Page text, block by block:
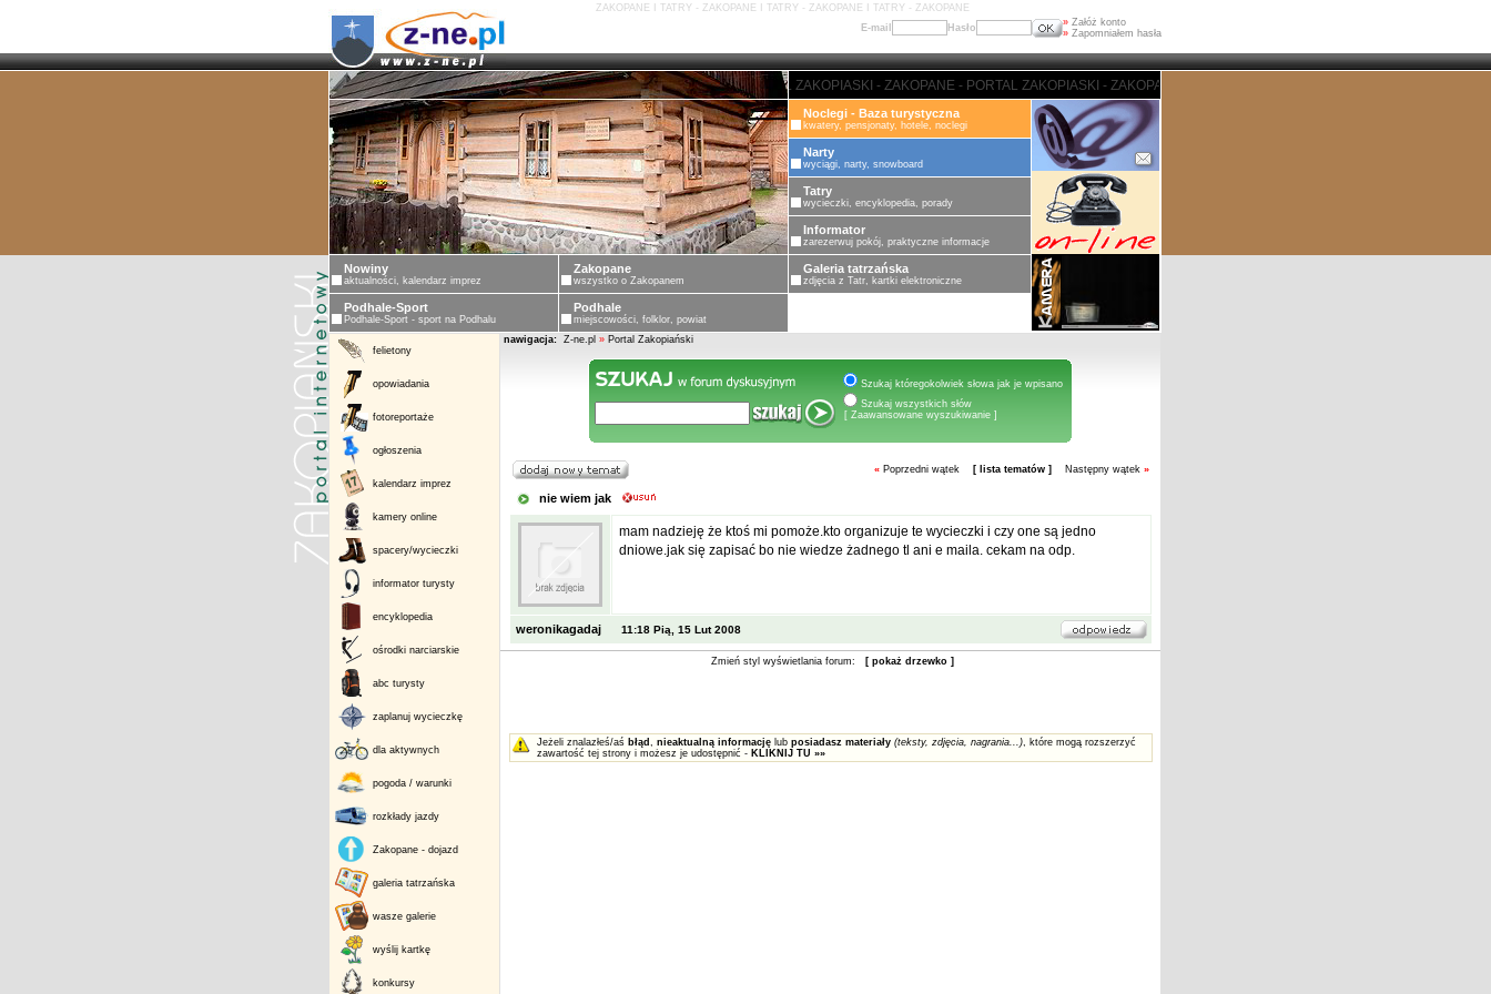
ZAKOPANE I TATRY - ZAKOPANE I TATRY - ZAKOPANE I TATRY - ZAKOPANE
E-mail
Hasło » Załóż konto
» Zapomniałem hasła
ZAKOPANE - PORTAL ZAKOPIASKI - ZAKOPANE - PORTAL ZAKOPIASKI - ZAKOPANE - PORTAL ZAKOPIASKI - ZAKOPANE
Noclegi - Baza turystyczna
kwatery, pensjonaty, hotele, noclegi
Narty
wyciągi, narty, snowboard
Tatry
wycieczki, encyklopedia, porady
Informator
zarezerwuj pokój, praktyczne informacje
Nowiny
aktualności, kalendarz imprez
Zakopane
wszystko o Zakopanem
Galeria tatrzańska
zdjęcia z Tatr, kartki elektroniczne
Podhale-Sport
Podhale-Sport - sport na Podhalu
Podhale
miejscowości, folklor, powiat
felietony
opowiadania
fotoreportaże
ogłoszenia
kalendarz imprez
kamery online
spacery/wycieczki
informator turysty
encyklopedia
ośrodki narciarskie
abc turysty
zaplanuj wycieczkę
dla aktywnych
pogoda / warunki
rozkłady jazdy
Zakopane - dojazd
galeria tatrzańska
wasze galerie
wyślij kartkę
konkursy
nawigacja: Z-ne.pl » Portal Zakopiański
Szukaj któregokolwiek słowa jak je wpisano
Szukaj wszystkich słów
[ Zaawansowane wyszukiwanie ]
« Poprzedni wątek [ lista tematów ] Następny wątek »
nie wiem jak
mam nadzieję że ktoś mi pomoże.kto organizuje te wycieczki i czy one są jedno
dniowe.jak się zapisać bo nie wiedze żadnego tl ani e maila. cekam na odp.
weronikagadaj 11:18 Pią, 15 Lut 2008
Zmień styl wyświetlania forum: [ pokaż drzewko ]
Jeżeli znalazłeś/aś błąd , nieaktualną informacjęlub posiadasz materiały (teksty, zdjęcia, nagrania...), które mogą rozszerzyć
zawartość tej strony i możesz je udostępnić - KLIKNIJ TU »»